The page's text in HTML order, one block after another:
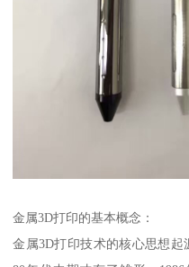
金属3D打印的基本概念：
金属3D打印技术的核心思想起